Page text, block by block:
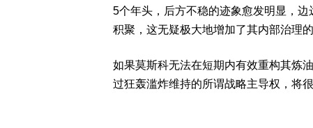
5个年头，后方不稳的迹象愈发明显，
积聚，这无疑极大地增加了其内部治理的
如果莫斯科无法在短期内有效重构其炼
过狂轰滥炸维持的所谓战略主导权，将